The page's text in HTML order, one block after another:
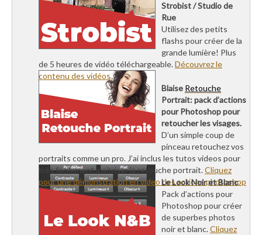
Strobist / Studio de
Rue
Utilisez des petits
flashs pour créer de la
grande lumière! Plus
de 5 heures de vidéo téléchargeable.Découvrez le
contenu des vidéos
Blaise Retouche
Portrait: pack d’actions
pour Photoshop pour
retoucher les visages.
D’un simple coup de
pinceau retouchez vos
portraits comme un pro. J’ai inclus les tutos videos pour
très facilement maîtriser la retouche portrait.Cliquez
pour une démonstration en video des actions photoshop
Le Look Noir et Blanc
Pack d’actions pour
Photoshop pour créer
de superbes photos
noir et blanc.Cliquez